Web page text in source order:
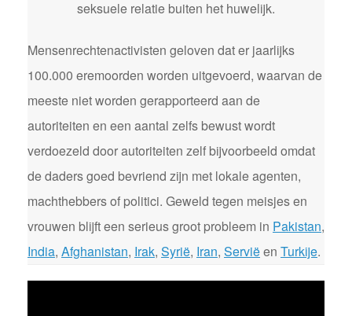
seksuele relatie buiten het huwelijk.
Mensenrechtenactivisten geloven dat er jaarlijks
100.000 eremoorden worden uitgevoerd, waarvan de
meeste niet worden gerapporteerd aan de
autoriteiten en een aantal zelfs bewust wordt
verdoezeld door autoriteiten zelf bijvoorbeeld omdat
de daders goed bevriend zijn met lokale agenten,
machthebbers of politici. Geweld tegen meisjes en
vrouwen blijft een serieus groot probleem in Pakistan,
India, Afghanistan, Irak, Syrië, Iran, Serviëen Turkije.